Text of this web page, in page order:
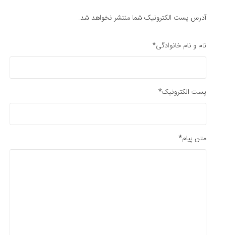
آدرس پست الکترونیک شما منتشر نخواهد شد.
نام و نام خانوادگی*
پست الکترونیک*
متن پیام*